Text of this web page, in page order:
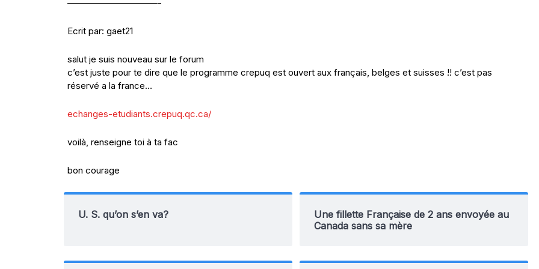
——————————-
Ecrit par: gaet21
salut je suis nouveau sur le forum
c’est juste pour te dire que le programme crepuq est ouvert aux français, belges et suisses !! c’est pas
réservé a la france…
echanges-etudiants.crepuq.qc.ca/
voilà, renseigne toi à ta fac
bon courage
U. S. qu’on s’en va?
Une fillette Française de 2 ans envoyée au
Canada sans sa mère